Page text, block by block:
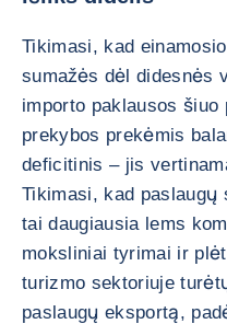
Tikimasi, kad
sumažės dėl didesnės
importo paklausos
prekybos prekėmis
deficitinis – jis
Tikimasi, kad
tai daugiausia lems
moksliniai tyrimai ir
turizmo sektoriuje
paslaugų eksportą,